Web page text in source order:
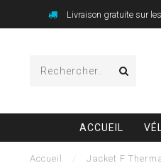
Livraison gratuite sur
ACCUEIL
Accueil Jacket F